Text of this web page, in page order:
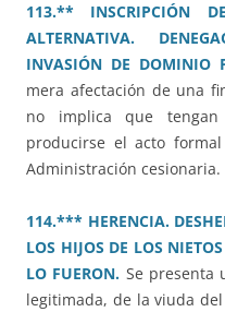
113.** INSCRIPCIÓN
ALTERNATIVA.
INVASIÓN DE DOMINIO
mera afectación de una
no implica que
producirse el acto
Administración cesionaria.
114.*** HERENCIA.
LOS HIJOS DE LOS
LO FUERON. Se presenta
legitimada, de la viuda